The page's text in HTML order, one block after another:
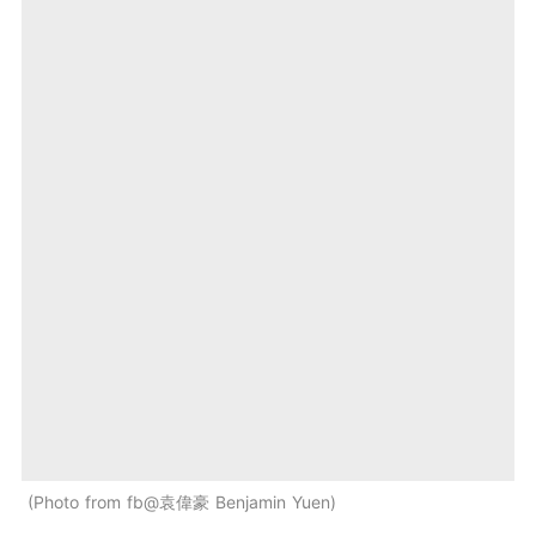
Photo from fb@袁偉豪 Benjamin Yuen